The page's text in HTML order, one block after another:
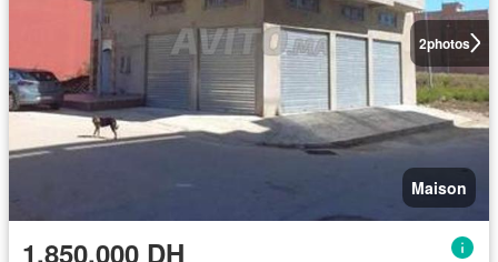
2photos
Maison
1.850.000 DH